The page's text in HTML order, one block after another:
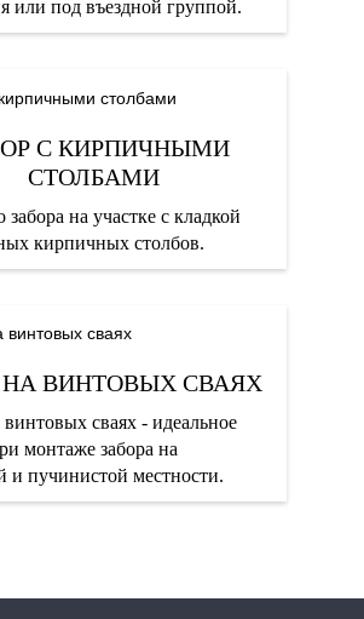
или под въездной группой.
С КИРПИЧНЫМИ
СТОЛБАМИ
забора на участке с кладкой
кирпичных столбов.
НА ВИНТОВЫХ СВАЯХ
сваях - идеальное
монтаже забора на
и пучинистой местности.